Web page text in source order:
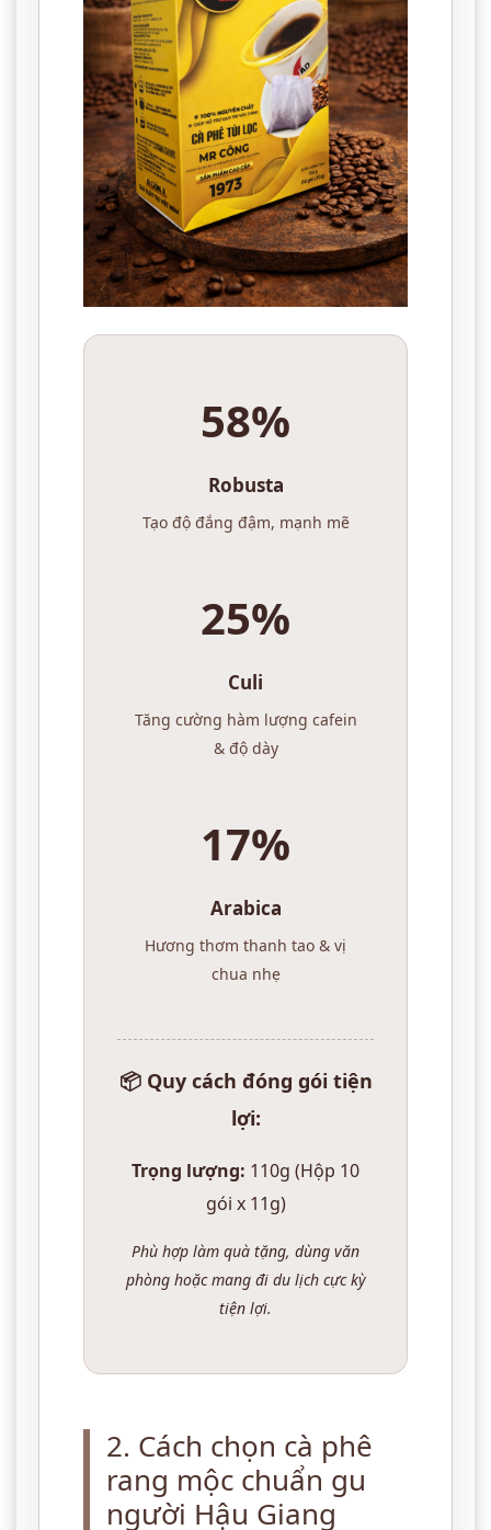
58%
Robusta
Tạo độ đắng đậm, mạnh mẽ
25%
Culi
Tăng cường hàm lượng cafein
& độ dày
17%
Arabica
Hương thơm thanh tao & vị
chua nhẹ
📦 Quy cách đóng gói tiện
lợi:
Trọng lượng: 110g (Hộp 10
gói x 11g)
Phù hợp làm quà tặng, dùng văn
phòng hoặc mang đi du lịch cực kỳ
tiện lợi.
2. Cách chọn cà phê
rang mộc chuẩn gu
người Hậu Giang